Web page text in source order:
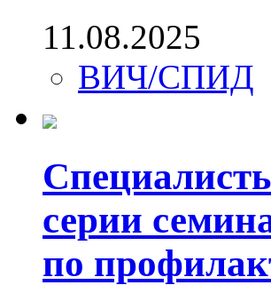
11.08.2025
ВИЧ/СПИД
серии
по